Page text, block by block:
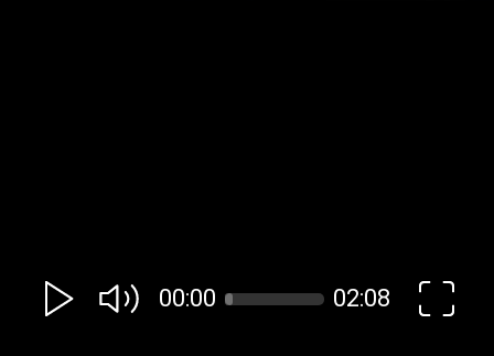
00:00 02:08